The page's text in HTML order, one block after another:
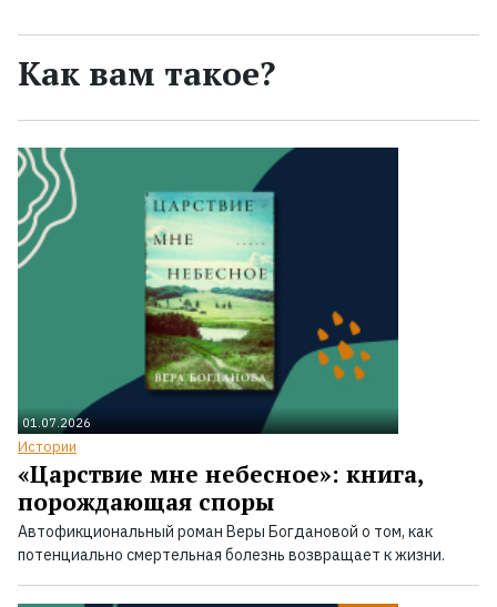
Как вам такое?
01.07.2026
Истории
«Царствие мне небесное»: книга,
порождающая споры
Автофикциональный роман Веры Богдановой о том, как
потенциально смертельная болезнь возвращает к жизни.